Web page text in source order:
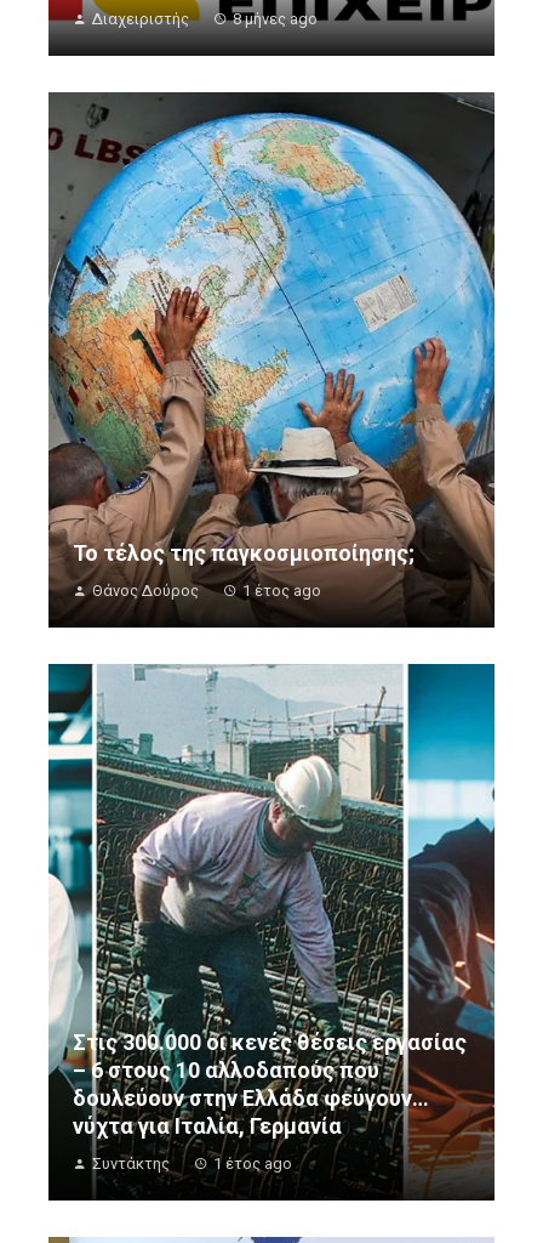
Διαχειριστής 8 μήνες ago
Το τέλος της παγκοσμιοποίησης;
Θάνος Δούρος 1 έτος ago
Στις 300.000 οι κενές θέσεις εργασίας
– 6 στους 10 αλλοδαπούς που
δουλεύουν στην Ελλάδα φεύγουν…
νύχτα για Ιταλία, Γερμανία
Συντάκτης 1 έτος ago